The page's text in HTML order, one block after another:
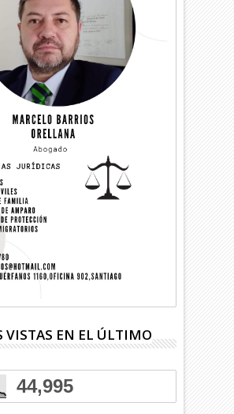
VISTAS EN EL ÚLTIMO
44,995